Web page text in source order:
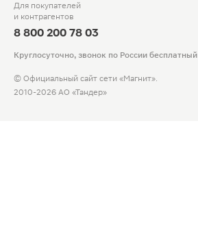
Для покупателей
и контрагентов
8 800 200 78 03
Круглосуточно, звонок по России бесплатный
© Официальный сайт сети «Магнит».
2010-2026 АО «Тандер»